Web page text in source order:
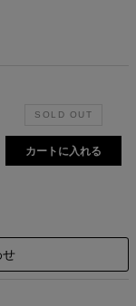
カートに入れる
せ